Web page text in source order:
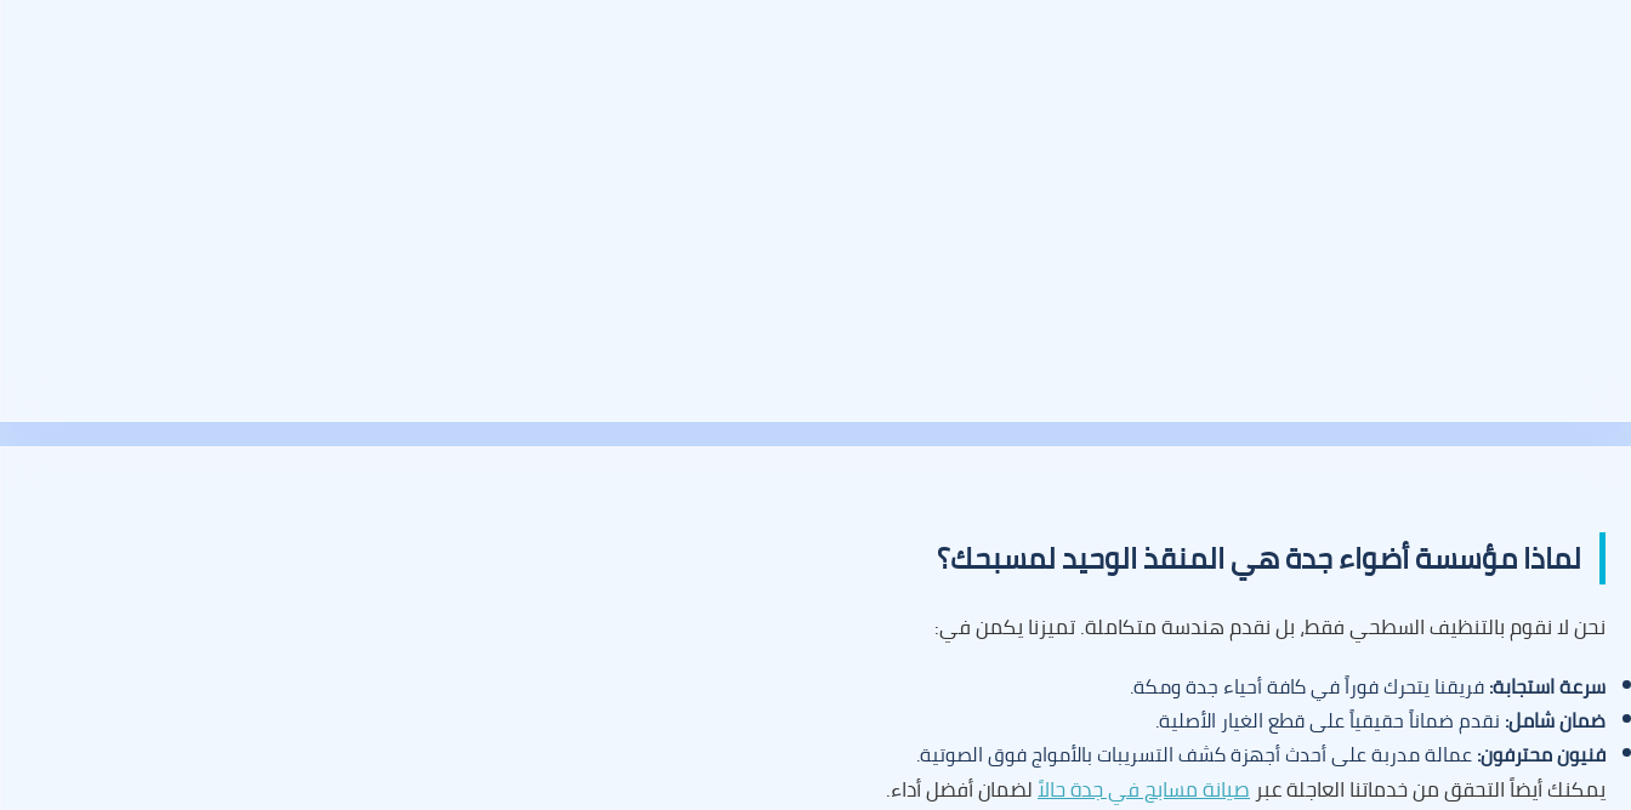
لماذا مؤسسة أضواء جدة هي المنقذ الوحيد لمسبحك؟
نحن لا نقوم بالتنظيف السطحي فقط، بل نقدم هندسة متكاملة. تميزنا يكمن في:
سرعة استجابة:فريقنا يتحرك فوراً في كافة أحياء جدة ومكة.
ضمان شامل: نقدم ضماناً حقيقياً على قطع الغيار الأصلية.
فنيون محترفون:عمالة مدربة على أحدث أجهزة كشف التسريبات بالأمواج فوق الصوتية.
يمكنك أيضاً التحقق من خدماتنا العاجلة عبرصيانة مسابح في جدة حالاًلضمان أفضل أداء.